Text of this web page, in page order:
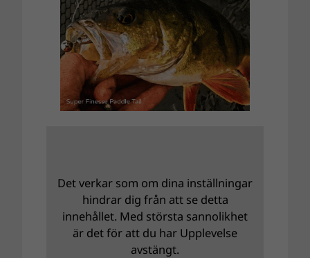
Det verkar som om dina inställningar
hindrar dig från att se detta
innehållet. Med största sannolikhet
är det för att du har Upplevelse
avstängt.